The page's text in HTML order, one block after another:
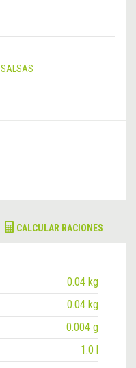
SALSAS
CALCULAR RACIONES
0.04 kg
0.04 kg
0.004 g
1.0 l